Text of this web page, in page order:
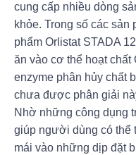
cung cấp nhiều dòng
khỏe. Trong số các sản
phẩm Orlistat STADA
ăn vào cơ thể hoạt chất
enzyme phân hủy chất
chưa được phân giải
Nhờ những công dụng
giúp người dùng có thể
mái vào những dịp đặt